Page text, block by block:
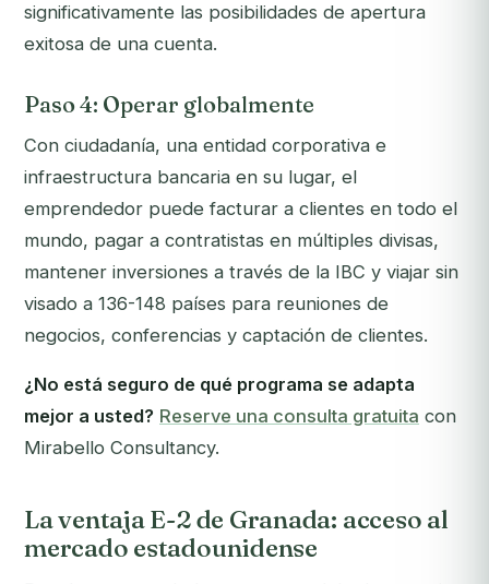
significativamente las posibilidades de apertura
exitosa de una cuenta.
Paso 4: Operar globalmente
Con ciudadanía, una entidad corporativa e
infraestructura bancaria en su lugar, el
emprendedor puede facturar a clientes en todo el
mundo, pagar a contratistas en múltiples divisas,
mantener inversiones a través de la IBC y viajar sin
visado a 136-148 países para reuniones de
negocios, conferencias y captación de clientes.
¿No está seguro de qué programa se adapta
mejor a usted? Reserve una consulta gratuita con
Mirabello Consultancy.
La ventaja E-2 de Granada: acceso al
mercado estadounidense